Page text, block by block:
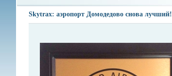
Skytrax: аэропорт Домодедово снова лучший!